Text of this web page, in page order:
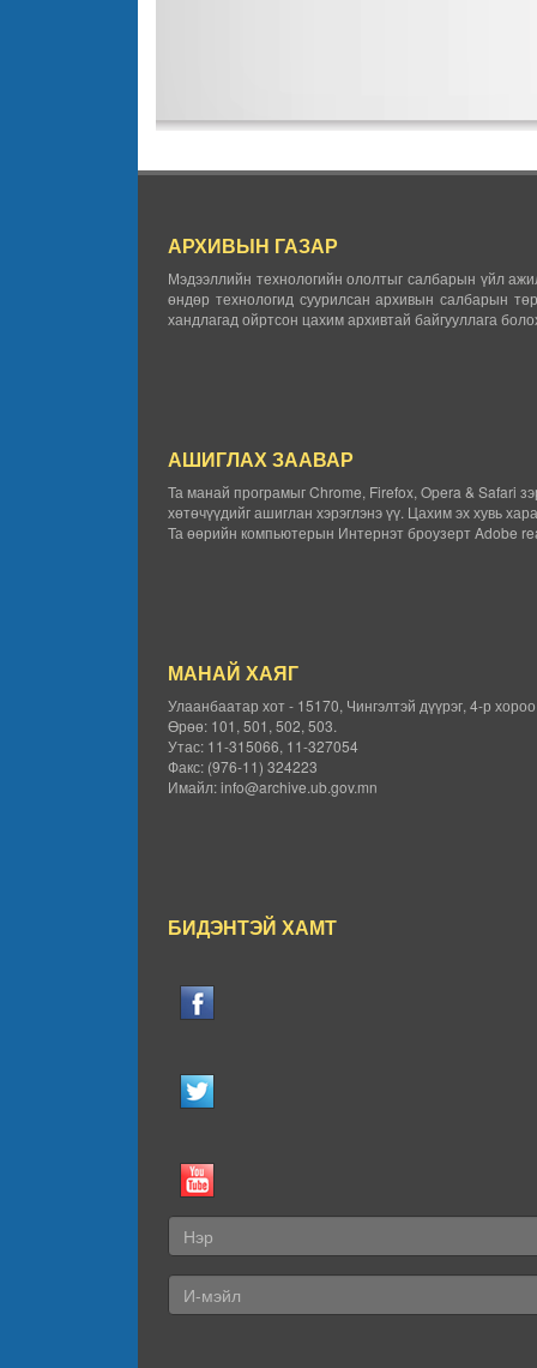
АРХИВЫН ГАЗАР
Мэдээллийн технологийн ололтыг салбарын үйл
өндөр технологид суурилсан архивын салбарын
хандлагад ойртсон цахим архивтай байгууллага
АШИГЛАХ ЗААВАР
Та манай програмыг Chrome, Firefox, Opera & Safari
хөтөчүүдийг ашиглан хэрэглэнэ үү. Цахим эх хувь
Та өөрийн компьютерын Интернэт броузерт Adobe
МАНАЙ ХАЯГ
Улаанбаатар хот - 15170, Чингэлтэй дүүрэг, 4-р
Өрөө: 101, 501, 502, 503.
Утас: 11-315066, 11-327054
Факс: (976-11) 324223
Имайл: info@archive.ub.gov.mn
БИДЭНТЭЙ ХАМТ